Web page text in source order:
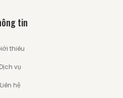
tin
thiêu
Dịch vụ
Liên hệ